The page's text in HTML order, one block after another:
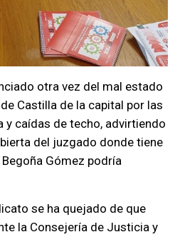
otra vez del mal estado
Castilla de la capital por las
caídas de techo, advirtiendo
del juzgado donde tiene
Gómez podría
se ha quejado de que
la Consejería de Justicia y